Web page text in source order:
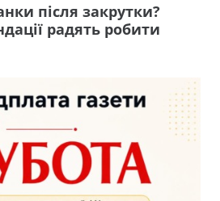
після закрутки?
радять робити